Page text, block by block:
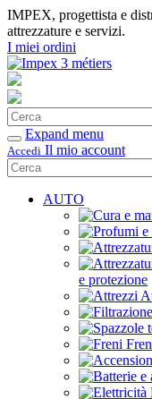
IMPEX, progettista e
attrezzature e servizi.
I miei ordini
Cerca
Conferma
Expand menu
Accedi Il mio account
Cerca
AUTO
e protezione